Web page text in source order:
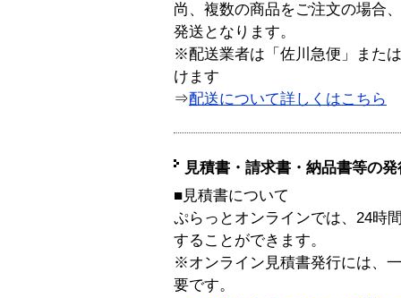
尚、複数の商品をご注文の場合
発送となります。
※配送業者は「佐川急便」また
けます
⇒配送について詳しくはこちら
見積書・請求書・納品書等の
■見積書について
ぷらっとオンラインでは、24時
することができます。
※オンライン見積書発行には、
要です。